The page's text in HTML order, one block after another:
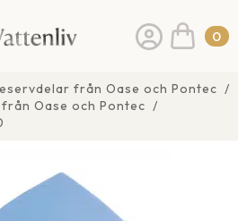
0
från Oase och Pontec
Oase och Pontec